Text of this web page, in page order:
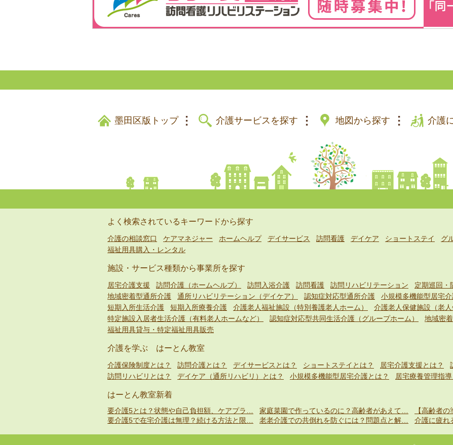
墨田区版トップ 介護サービスを探す 地図から探す 介護
よく検索されているキーワードから探す
介護の相談窓口 ケアマネジャー ホームヘルプ デイサービス 訪問看護 デイケア ショートステイ
グ
福祉用具購入・レンタル
施設・サービス種類から事業所を探す
居宅介護支援 訪問介護（ホームヘルプ） 訪問入浴介護 訪問看護 訪問リハビリテーション 定期巡回・
地域密着型通所介護
通所リハビリテーション（デイケア） 認知症対応型通所介護 小規模多機能型居宅
短期入所生活介護
短期入所療養介護 介護老人福祉施設（特別養護老人ホーム）
介護老人保健施設（老人
特定施設入居者生活介護（有料老人ホームなど）
認知症対応型共同生活介護（グループホーム）
地域密
福祉用具貸与・特定福祉用具販売
介護を学ぶ はーとん教室
介護保険制度とは？ 訪問介護とは？ デイサービスとは？ ショートステイとは？ 居宅介護支援とは？
訪問リハビリとは？
デイケア（通所リハビリ）とは？ 小規模多機能型居宅介護とは？ 居宅療養管理指導
はーとん教室新着
要介護5とは？状態や自己負担額、ケアプラ… 家庭菜園で作っているのに？高齢者があえて…
【高齢者
要介護5で在宅介護は無理？続ける方法と限…
老老介護での共倒れを防ぐには？問題点と解… 介護に疲れ